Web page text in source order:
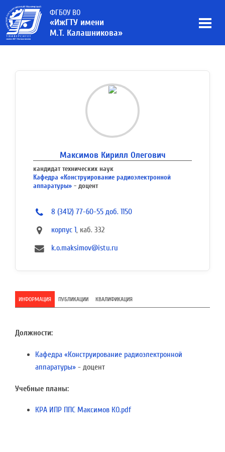
ФГБОУ ВО
«ИжГТУ имени
М.Т. Калашникова»
Максимов Кирилл Олегович
кандидат технических наук
Кафедра «Конструирование радиоэлектронной
аппаратуры» - доцент
8 (3412) 77-60-55 доб. 1150
корпус 1, каб. 332
k.o.maksimov@istu.ru
ИНФОРМАЦИЯ ПУБЛИКАЦИИ КВАЛИФИКАЦИЯ
Должности:
Кафедра «Конструирование радиоэлектронной
аппаратуры» - доцент
Учебные планы:
КРА ИПР ППС Максимов КО.pdf